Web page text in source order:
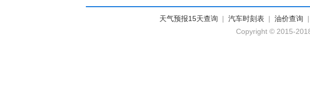
天气预报15天查询 | 汽车时刻表 | 油价查询 |
Copyright © 2015-